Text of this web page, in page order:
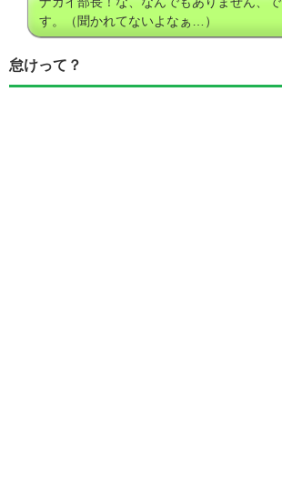
す。（聞かれてないよなぁ…）
怠けって？